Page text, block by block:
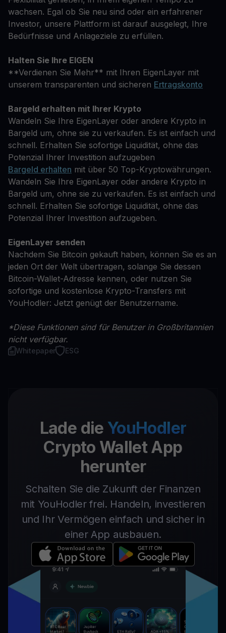
wachsen. Egal ob Sie neu sind oder ein erfahrener
Investor, unsere Plattform ist darauf ausgelegt, Ihre
Bedürfnisse und Anlageziele zu erfüllen.
Halten Sie Ihre EIGEN
**Verdienen Sie Mehr** mit Ihren EigenLayer mit
unserem transparenten und sicheren Ertragskonto
Bargeld erhalten mit Ihrer Krypto
Wandeln Sie Ihre EigenLayer oder andere Krypto in
Bargeld um, ohne sie zu verkaufen. Es ist einfach und
schnell. Erhalten Sie sofortige Liquidität, ohne das
Potenzial Ihrer Investition aufzugeben
Bargeld erhalten mit über 50 Top-Kryptowährungen.
Wandeln Sie Ihre EigenLayer oder andere Krypto in
Bargeld um, ohne sie zu verkaufen. Es ist einfach und
schnell. Erhalten Sie sofortige Liquidität, ohne das
Potenzial Ihrer Investition aufzugeben.
EigenLayer senden
Nachdem Sie Bitcoin gekauft haben, können Sie es an
jeden Ort der Welt übertragen, solange Sie dessen
Bitcoin-Wallet-Adresse kennen, oder nutzen Sie
sofortige und kostenlose Krypto-Transfers mit
YouHodler: Jetzt genügt der Benutzername.
*Diese Funktionen sind für Benutzer in Großbritannien
nicht verfügbar.
Whitepaper ESG
Lade die YouHodler
Crypto Wallet App
herunter
Schalten Sie die Zukunft der Finanzen
mit YouHodler frei. Handeln, investieren
und Ihr Vermögen einfach und sicher in
einer App ausbauen.